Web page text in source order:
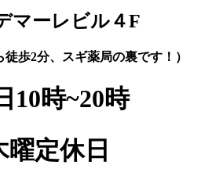
マーレビル４F
歩2分、スギ薬局の裏です！）
10時~20時
曜定休日